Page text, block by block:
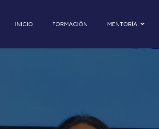
INICIO FORMACIÓN MENTORÍA